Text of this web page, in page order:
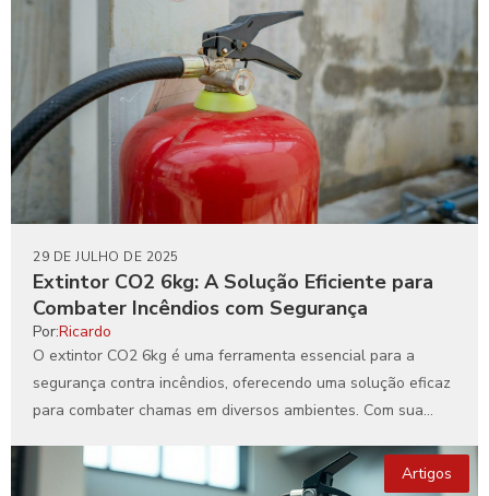
Extintor CO2 6kg: A Solução Eficiente para
Combater Incêndios com Segurança
29 DE JULHO DE 2025
Por:Ricardo
O extintor CO2 6kg é uma ferramenta essencial para a
segurança contra incêndios, oferecendo uma solução eficaz
para combater chamas em diversos ambientes. Com sua...
Artigos